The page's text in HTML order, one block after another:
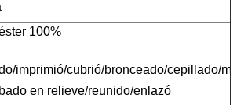
100%
imprimió/cubrió/bronceado/cepillado/
en relieve/reunido/enlazó